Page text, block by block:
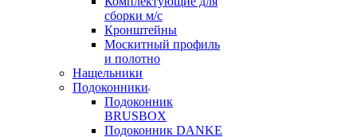
сборки м/с
Кронштейны
Москитный профиль
и полотно
Нащельники
Подоконники
Подоконник
BRUSBOX
Подоконник DANKE